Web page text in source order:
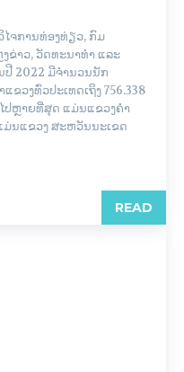
ຈການທ່ອງທ່ຽວ, ກົມ
ຂ່າວ, ວັດທະນາທຳ ແລະ
ປີ 2022 ມີຈໍານວນນັກ
ຂວງທົ່ວປະເທດເຖິງ 756.338
ປຫຼາຍທີ່ສຸດ ແມ່ນແຂວງຄໍາ
ມ່ນແຂວງ ສະຫວັນນະເຂດ
READ